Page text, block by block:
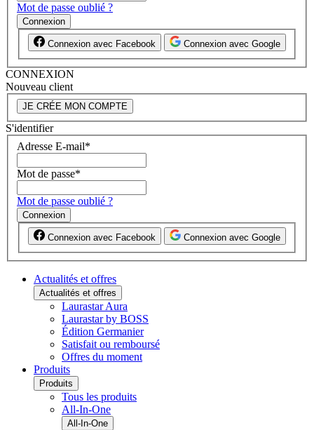
Mot de passe oublié ?
Connexion
Connexion avec Facebook Connexion avec Google
CONNEXION
Nouveau client
JE CRÉE MON COMPTE
S'identifier
Adresse E-mail*
Mot de passe*
Mot de passe oublié ?
Connexion
Connexion avec Facebook Connexion avec Google
Actualités et offres
Actualités et offres
Laurastar Aura
Laurastar by BOSS
Édition Germanier
Satisfait ou remboursé
Offres du moment
Produits
Produits
Tous les produits
All-In-One
All-In-One